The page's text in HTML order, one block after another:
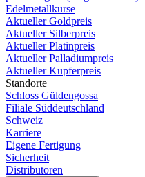
Edelmetallkurse
Aktueller Goldpreis
Aktueller Silberpreis
Aktueller Platinpreis
Aktueller Palladiumpreis
Aktueller Kupferpreis
Standorte
Schloss Güldengossa
Filiale Süddeutschland
Schweiz
Karriere
Eigene Fertigung
Sicherheit
Distributoren